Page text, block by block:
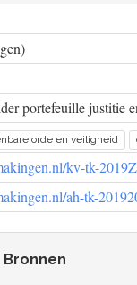
portefeuille justitie
orde en veiligheid
kv-tk-
ah-tk-
Bronnen